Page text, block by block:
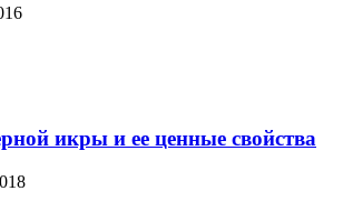
икры и ее ценные свойства